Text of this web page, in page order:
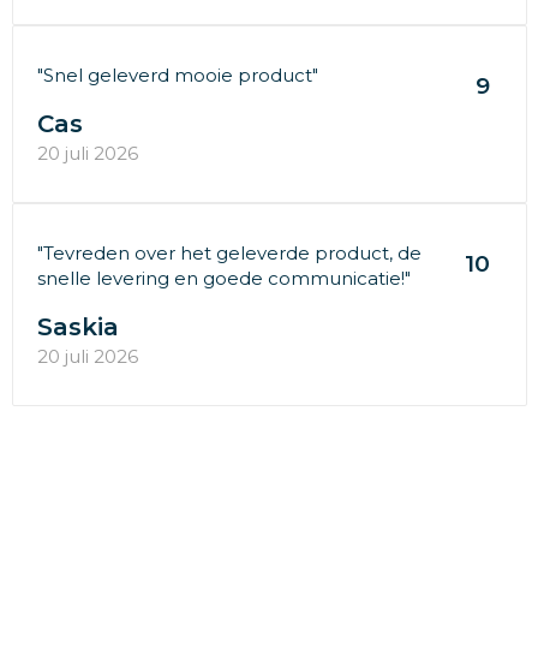
"Snel geleverd mooie product" 9
Cas
20 juli 2026
"Tevreden over het geleverde product, de
snelle levering en goede communicatie!"
10
Saskia
20 juli 2026